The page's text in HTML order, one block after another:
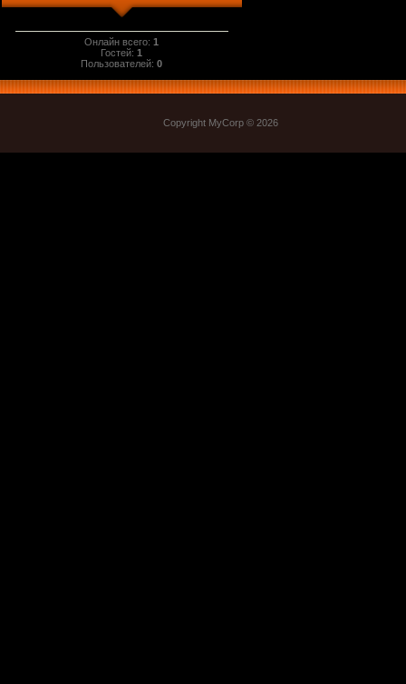
Онлайн всего:1
Гостей:1
Пользователей:0
Copyright MyCorp © 2026